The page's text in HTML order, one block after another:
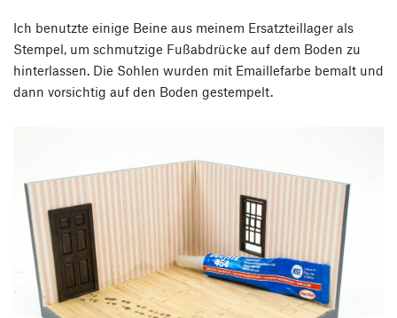
Ich benutzte einige Beine aus meinem Ersatzteillager als
Stempel, um schmutzige Fußabdrücke auf dem Boden zu
hinterlassen. Die Sohlen wurden mit Emaillefarbe bemalt und
dann vorsichtig auf den Boden gestempelt.